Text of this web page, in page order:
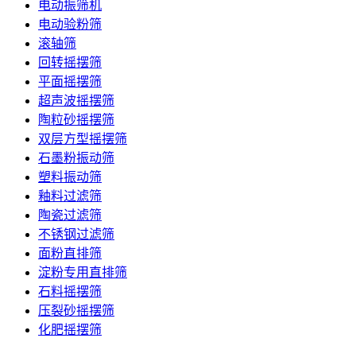
电动振筛机
电动验粉筛
滚轴筛
回转摇摆筛
平面摇摆筛
超声波摇摆筛
陶粒砂摇摆筛
双层方型摇摆筛
石墨粉振动筛
塑料振动筛
釉料过滤筛
陶瓷过滤筛
不锈钢过滤筛
面粉直排筛
淀粉专用直排筛
石料摇摆筛
压裂砂摇摆筛
化肥摇摆筛